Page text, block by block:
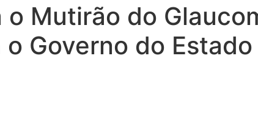
Mutirão do
Governo do Estado